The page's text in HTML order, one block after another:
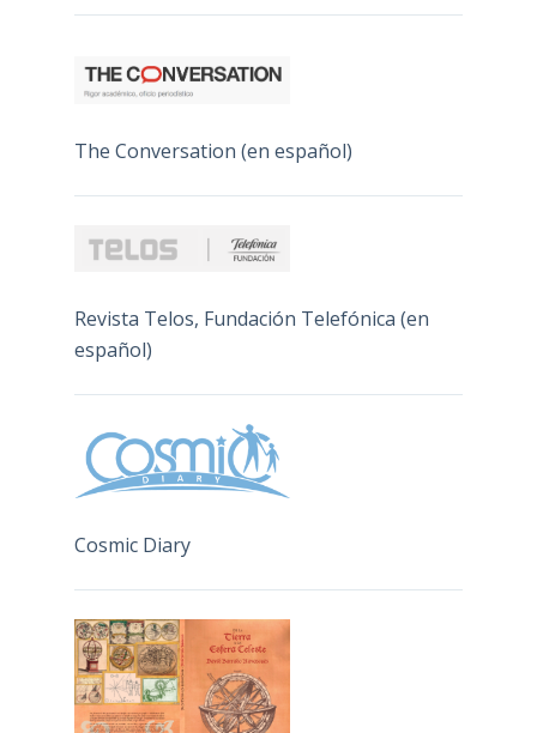
The Conversation (en español)
Revista Telos, Fundación Telefónica (en
español)
Cosmic Diary